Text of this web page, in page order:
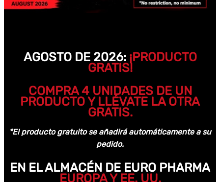
AGOSTO DE 2026: ¡PRODUCTO
GRATIS!
COMPRA 4 UNIDADES DE UN
PRODUCTO Y LLÉVATE LA OTRA
GRATIS.
*El producto gratuito se añadirá automáticamente a su
pedido.
EN EL ALMACÉN DE EURO PHARMA
EUROPA Y EE. UU.